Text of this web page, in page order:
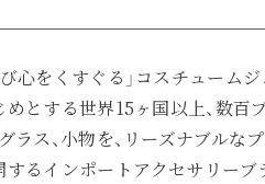
心をくすぐる」コスチューム
めとする世界15ヶ国以上、数百
ラス、小物を、リーズナブル
るインポートアクセサリーブ